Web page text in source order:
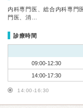
内科専門医、総合内科専門
門医、消…
診療時間
09:00-12:30
14:00-17:30
14:00-16:30